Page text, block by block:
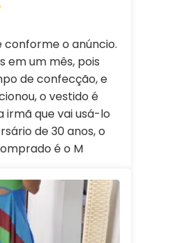
conforme o anúncio.
em um mês, pois
de confecção, e
o vestido é
irmã que vai usá-lo
de 30 anos, o
é o M